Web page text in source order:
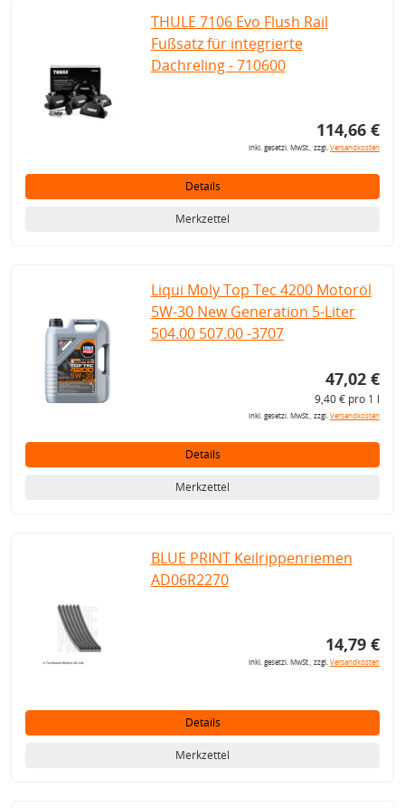
THULE 7106 Evo Flush Rail
Fußsatz für integrierte
Dachreling - 710600
114,66 €
inkl. gesetzl. MwSt., zzgl.Versandkosten
Details
Merkzettel
Liqui Moly Top Tec 4200 Motoröl
5W-30 New Generation 5-Liter
504.00 507.00 -3707
47,02 €
9,40 € pro 1 l
inkl. gesetzl. MwSt., zzgl.Versandkosten
Details
Merkzettel
BLUE PRINT Keilrippenriemen
AD06R2270
14,79 €
inkl. gesetzl. MwSt., zzgl.Versandkosten
Details
Merkzettel